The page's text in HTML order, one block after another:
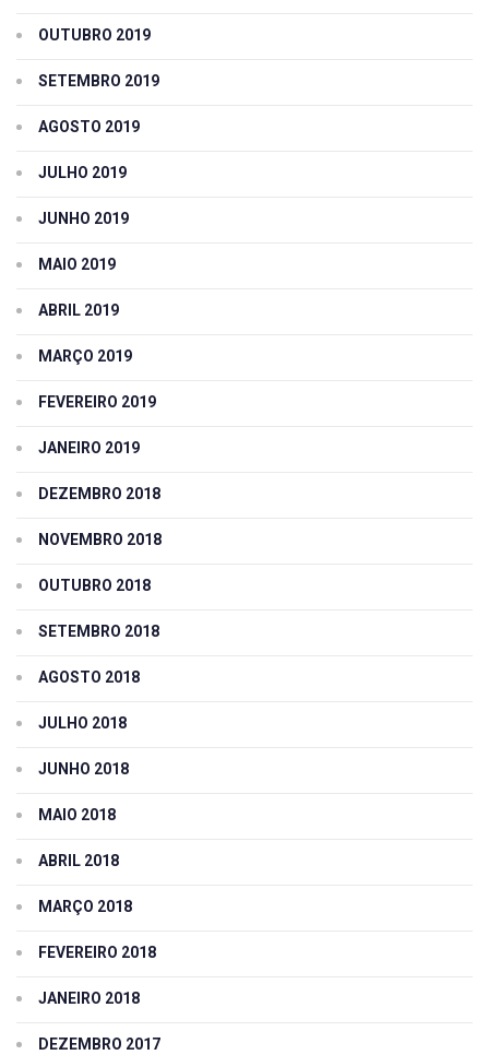
OUTUBRO 2019
SETEMBRO 2019
AGOSTO 2019
JULHO 2019
JUNHO 2019
MAIO 2019
ABRIL 2019
MARÇO 2019
FEVEREIRO 2019
JANEIRO 2019
DEZEMBRO 2018
NOVEMBRO 2018
OUTUBRO 2018
SETEMBRO 2018
AGOSTO 2018
JULHO 2018
JUNHO 2018
MAIO 2018
ABRIL 2018
MARÇO 2018
FEVEREIRO 2018
JANEIRO 2018
DEZEMBRO 2017